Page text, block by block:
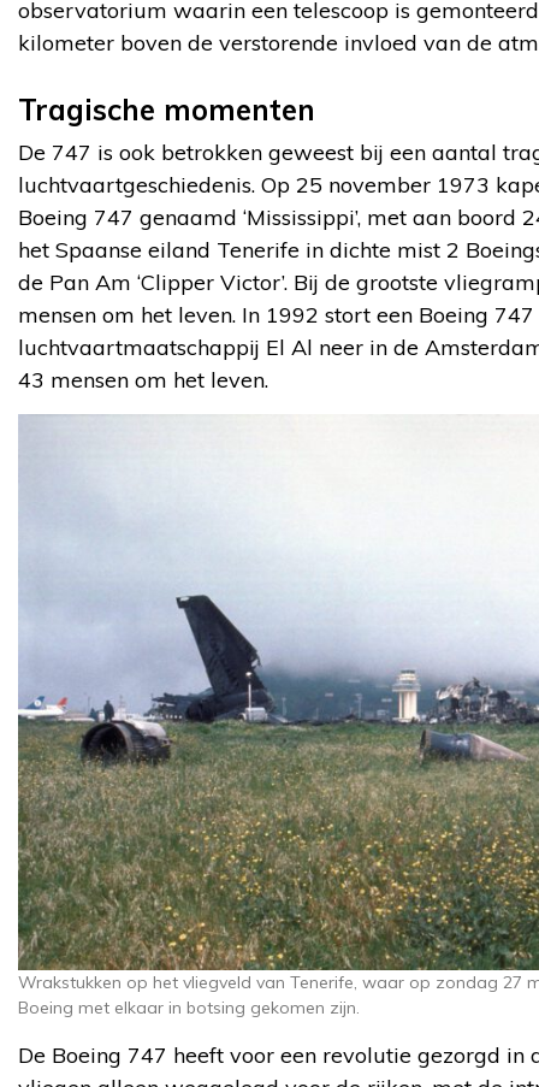
observatorium waarin een telescoop is
kilometer boven de verstorende invloed van de
Tragische momenten
De 747 is ook betrokken geweest bij een aantal
luchtvaartgeschiedenis. Op 25 november 1973
Boeing 747 genaamd ‘Mississippi’, met aan boord
het Spaanse eiland Tenerife in dichte mist 2
de Pan Am ‘Clipper Victor’. Bij de grootste
mensen om het leven. In 1992 stort een Boeing
luchtvaartmaatschappij El Al neer in de
43 mensen om het leven.
Wrakstukken op het vliegveld van Tenerife, waar op zondag 27
Boeing met elkaar in botsing gekomen zijn.
De Boeing 747 heeft voor een revolutie gezorgd in